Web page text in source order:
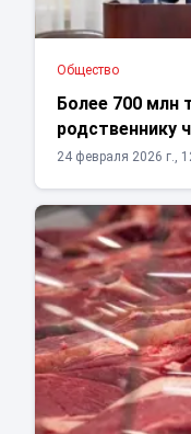
Общество
Более 700 млн
родственнику
24 февраля 2026 г.,